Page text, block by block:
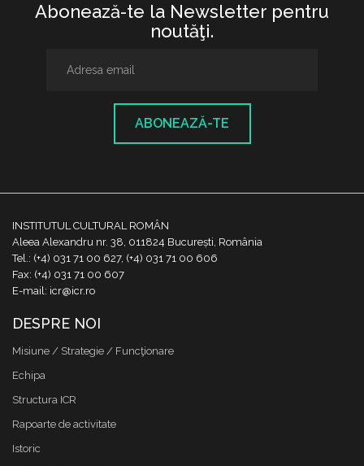
Abonează-te la Newsletter pentru
noutăţi.
ABONEAZĂ-TE
INSTITUTUL CULTURAL ROMÂN
Aleea Alexandru nr. 38, 011824 București, România
Tel.: (+4) 031 71 00 627, (+4) 031 71 00 606
Fax: (+4) 031 71 00 607
E-mail: icr@icr.ro
DESPRE NOI
Misiune / Strategie / Funcţionare
Echipa
Structura ICR
Rapoarte de activitate
Istoric